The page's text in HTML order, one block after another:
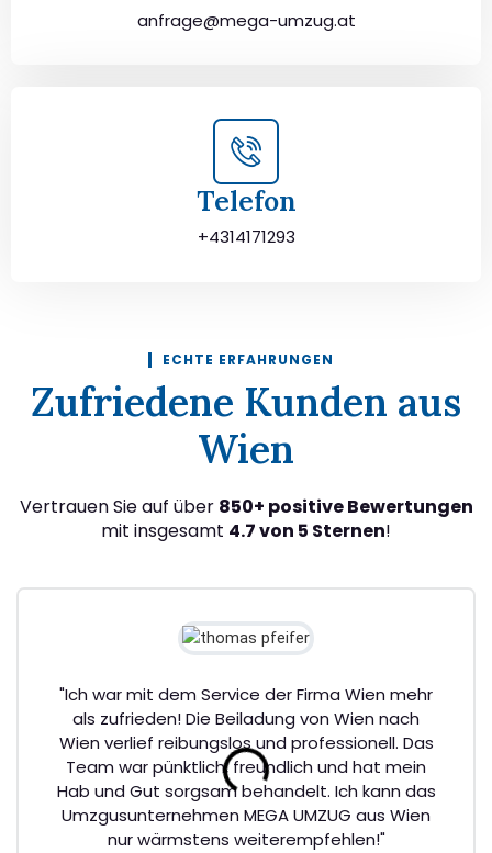
anfrage@mega-umzug.at
Telefon
+4314171293
ECHTE ERFAHRUNGEN
Zufriedene Kunden aus
Wien
Vertrauen Sie auf über 850+ positive Bewertungen
mit insgesamt 4.7 von 5 Sternen!
"Ich war mit dem Service der Firma Wien mehr
als zufrieden! Die Beiladung von Wien nach
Wien verlief reibungslos und professionell. Das
Team war pünktlich, freundlich und hat mein
Hab und Gut sorgsam behandelt. Ich kann das
Umzgusunternehmen MEGA UMZUG aus Wien
nur wärmstens weiterempfehlen!"